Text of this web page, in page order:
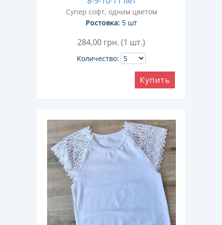
Супер софт, одним цветом
Ростовка: 5 шт
284,00 грн. (1 шт.)
Количество:
Купить